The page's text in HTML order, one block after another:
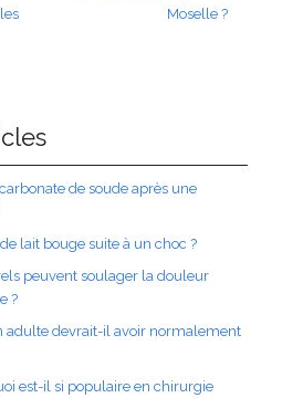
Moselle ?
de soude après une
lait bouge suite à un choc ?
peuvent soulager la douleur
?
adulte devrait-il avoir normalement
est-il si populaire en chirurgie